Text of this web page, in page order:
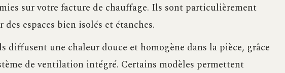
sur votre facture de chauffage. Ils sont particulièrement
espaces bien isolés et étanches.
diffusent une chaleur douce et homogène dans la pièce, grâce
de ventilation intégré. Certains modèles permettent